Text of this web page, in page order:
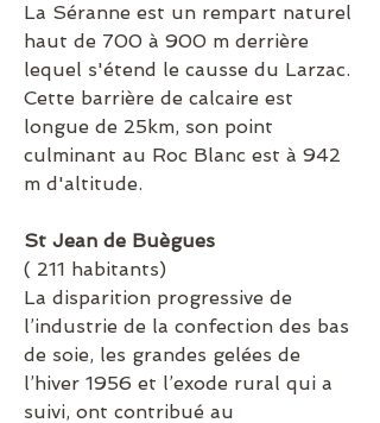
La Séranne est un rempart naturel
haut de 700 à 900 m derrière
lequel s'étend le causse du Larzac.
Cette barrière de calcaire est
longue de 25km, son point
culminant au Roc Blanc est à 942
m d'altitude.
St Jean de Buègues
( 211 habitants)
La disparition progressive de
l’industrie de la confection des bas
de soie, les grandes gelées de
l’hiver 1956 et l’exode rural qui a
suivi, ont contribué au